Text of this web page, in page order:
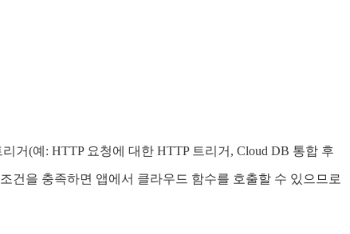
거(예: HTTP 요청에 대한 HTTP 트리거, Cloud DB 통합 후
건을 충족하면 앱에서 클라우드 함수를 호출할 수 있으므로